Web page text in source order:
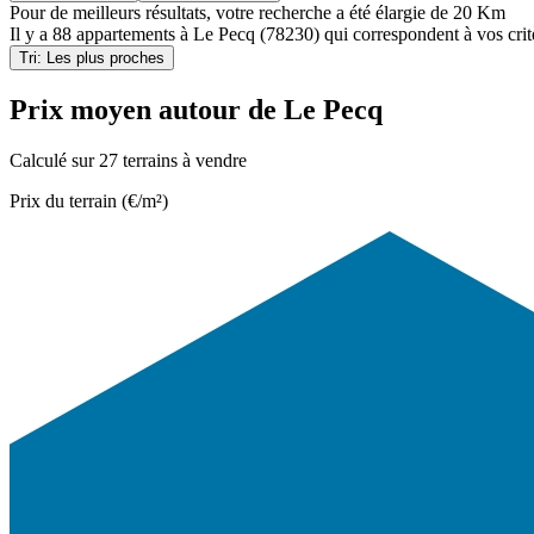
Pour de meilleurs résultats, votre recherche a été élargie de 20 Km
Il y a 88 appartements à Le Pecq (78230) qui correspondent à vos
Tri: Les plus proches
Prix moyen autour de Le Pecq
Calculé sur 27 terrains à vendre
Prix du terrain (€/m²)